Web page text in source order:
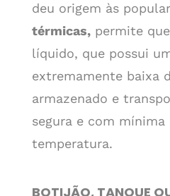
deu origem às
térmicas, permite
líquido, que possui
extremamente baixa
armazenado e
segura e com mínima
temperatura.
BOTIJÃO, TANQUE